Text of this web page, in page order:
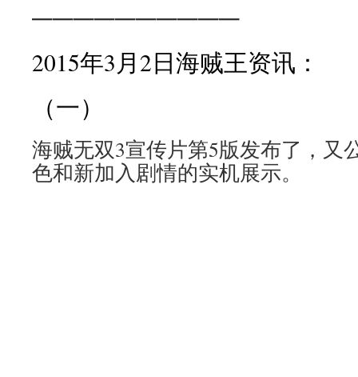
——————————
2015年3月2日海贼王资讯：
（一）
海贼无双3宣传片第5版发布了，又
色和新加入剧情的实机展示。